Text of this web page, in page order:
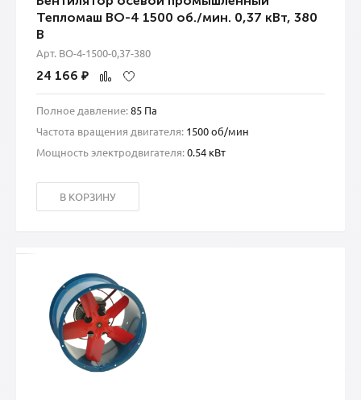
Тепломаш ВО-4 1500 об./мин. 0,37 кВт, 380
В
Арт. ВО-4-1500-0,37-380
24 166 ₽
Полное давление:85 Па
Частота вращения двигателя: 1500 об/мин
Мощность электродвигателя:0.54 кВт
В КОРЗИНУ